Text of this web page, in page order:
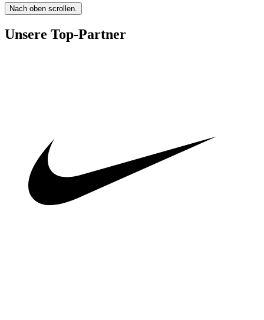
Nach oben scrollen.
Unsere Top-Partner